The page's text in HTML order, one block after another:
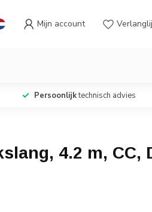
Mijn account
Persoonlijktechnisch advies
4.2 m, CC,